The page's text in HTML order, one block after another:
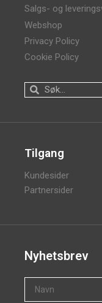
Salgs- og
Webshop
Privacy Policy
Cookie Policy
Tilgang
Kundesider
Partnersider
Nyhetsbrev